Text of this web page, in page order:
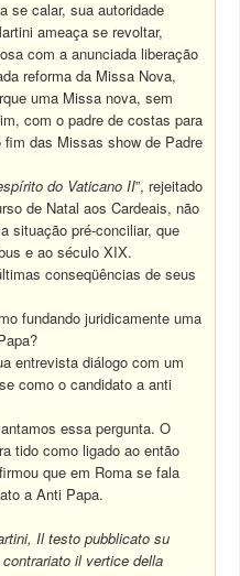
calar, sua autoridade
ameaça se revoltar,
com a anunciada liberação
reforma da Missa Nova,
uma Missa nova, sem
com o padre de costas para
das Missas show de Padre
do Vaticano II”, rejeitado
de Natal aos Cardeais, não
situação pré-conciliar, que
e ao século XIX.
conseqüências de seus
fundando juridicamente uma
entrevista diálogo com um
como o candidato a anti
essa pergunta. O
tido como ligado ao então
que em Roma se fala
a Anti Papa.
Il testo pubblicato su
contrariato il vertice della